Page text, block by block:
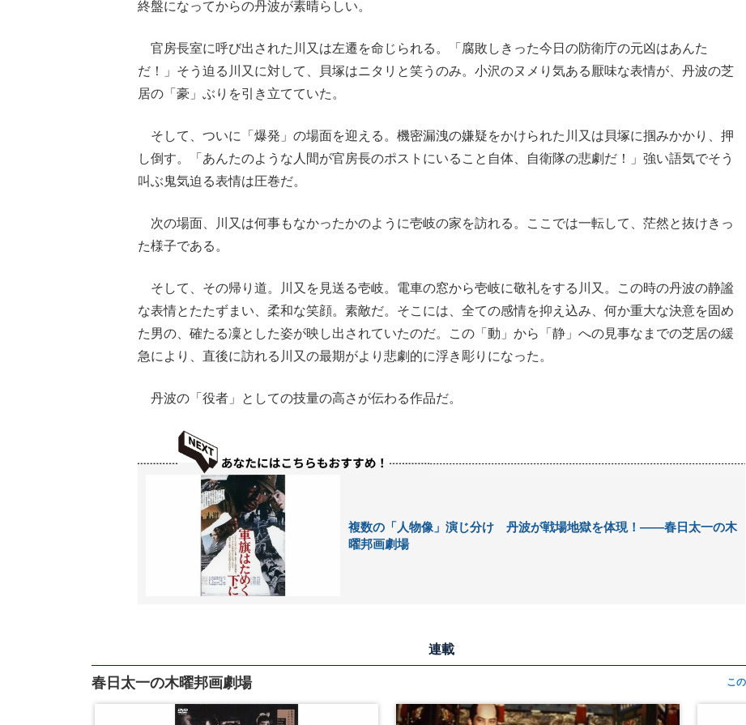
終盤になってからの丹波が素晴らしい。
官房長室に呼び出された川又は左遷を命じられる。「腐敗しきった今日の防衛庁の元凶はあんた
だ！」そう迫る川又に対して、貝塚はニタリと笑うのみ。小沢のヌメり気ある厭味な表情が、丹波の芝
居の「豪」ぶりを引き立てていた。
そして、ついに「爆発」の場面を迎える。機密漏洩の嫌疑をかけられた川又は貝塚に掴みかかり、押
し倒す。「あんたのような人間が官房長のポストにいること自体、自衛隊の悲劇だ！」強い語気でそう
叫ぶ鬼気迫る表情は圧巻だ。
次の場面、川又は何事もなかったかのように壱岐の家を訪れる。ここでは一転して、茫然と抜けきっ
た様子である。
そして、その帰り道。川又を見送る壱岐。電車の窓から壱岐に敬礼をする川又。この時の丹波の静謐
な表情とたたずまい、柔和な笑顔。素敵だ。そこには、全ての感情を抑え込み、何か重大な決意を固め
た男の、確たる凜とした姿が映し出されていたのだ。この「動」から「静」への見事なまでの芝居の緩
急により、直後に訪れる川又の最期がより悲劇的に浮き彫りになった。
丹波の「役者」としての技量の高さが伝わる作品だ。
複数の「人物像」演じ分け 丹波が戦場地獄を体現！――春日太一の木
曜邦画劇場
連載
春日太一の木曜邦画劇場 こ